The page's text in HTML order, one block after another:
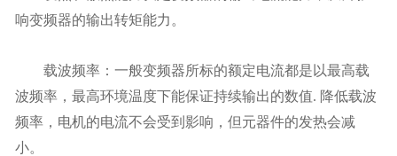
响变频器的输出转矩能力。
载波频率：一般变频器所标的额定电流都是以最高载
波频率，最高环境温度下能保证持续输出的数值. 降低载波
频率，电机的电流不会受到影响，但元器件的发热会减
小。